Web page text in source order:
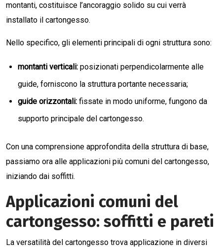
montanti, costituisce l’ancoraggio solido su cui verrà
installato il cartongesso.
Nello specifico, gli elementi principali di ogni struttura sono:
montanti verticali:posizionati perpendicolarmente alle
guide, forniscono la struttura portante necessaria;
guide orizzontali:fissate in modo uniforme, fungono da
supporto principale del cartongesso.
Con una comprensione approfondita della struttura di base,
passiamo ora alle applicazioni più comuni del cartongesso,
iniziando dai soffitti.
Applicazioni comuni del
cartongesso: soffitti e pareti
La versatilità del cartongesso trova applicazione in diversi